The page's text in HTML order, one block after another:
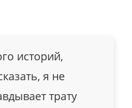
историй,
я не
трату